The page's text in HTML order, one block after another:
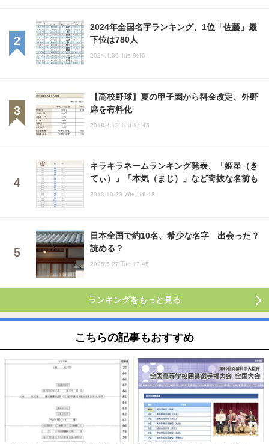
2024年全国名字ランキング、1位「佐藤」最
下位は780人
2024.4.30 Tue 9:45
【高校野球】夏の甲子園から料金改定、外野
席を有料化
2018.4.12 Thu 14:45
キラキラネームランキング発表、「姫星（き
てぃ）」「本気（まじ）」など奇抜な名前も
2013.10.23 Wed 16:18
日本全国で約10名、希少な名字 出会った？
読める？
2025.5.27 Tue 17:45
ランキングをもっと見る
こちらの記事もおすすめ